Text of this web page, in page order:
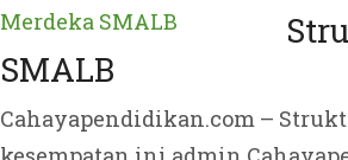
on
SMALB
Cahayapendidikan.com –